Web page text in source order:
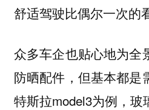
舒适驾驶比偶尔一次的
众多车企也贴心地为全
防晒配件，但基本都是
特斯拉model3为例，玻